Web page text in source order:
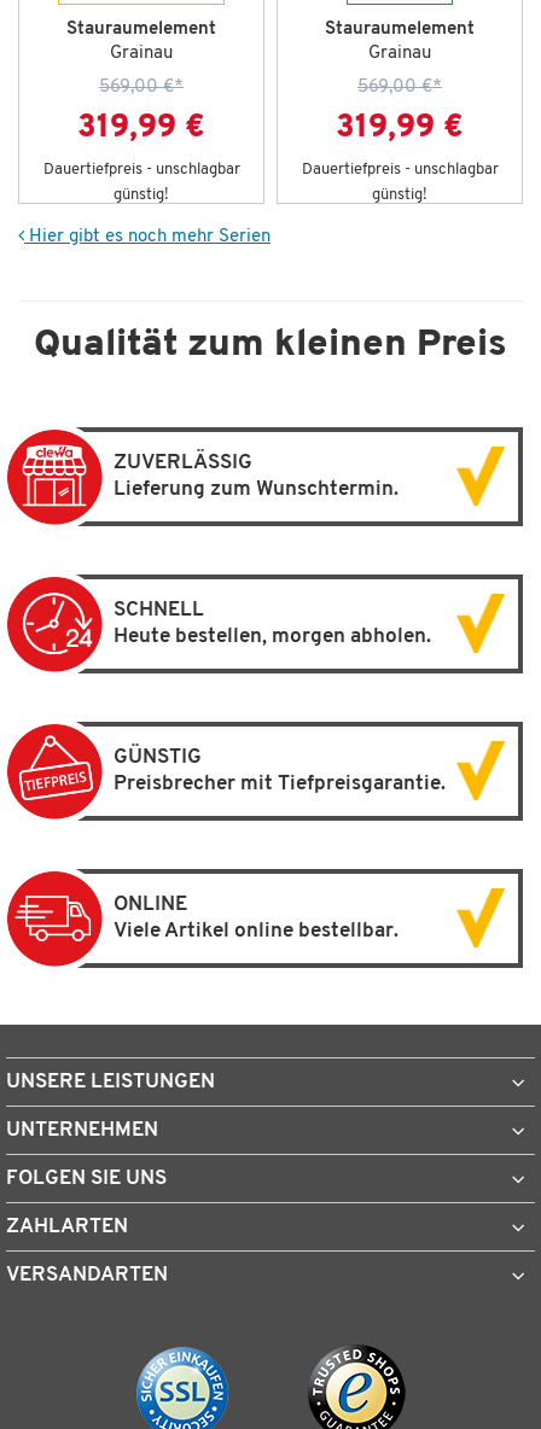
Stauraumelement
Grainau
569,00 €*
319,99 €
Dauertiefpreis - unschlagbar
günstig!
Stauraumelement
Grainau
569,00 €*
319,99 €
Dauertiefpreis - unschlagbar
günstig!
Hier gibt es noch mehr Serien
Qualität zum kleinen Preis
ZUVERLÄSSIG
Lieferung zum Wunschtermin.
SCHNELL
Heute bestellen, morgen abholen.
GÜNSTIG
Preisbrecher mit Tiefpreisgarantie.
ONLINE
Viele Artikel online bestellbar.
UNSERE LEISTUNGEN
UNTERNEHMEN
FOLGEN SIE UNS
ZAHLARTEN
VERSANDARTEN